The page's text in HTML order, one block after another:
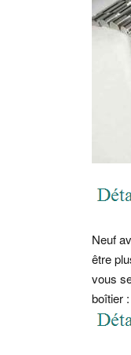
Neuf
être
vous
boîtier